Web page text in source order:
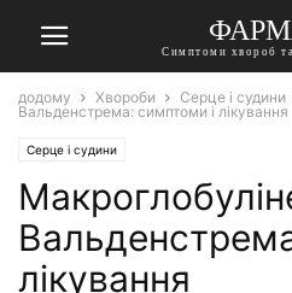
Симптоми хвороб та
додому Хвороби Серце і судини
Вальденстрема: симптоми і лікування
Серце і судини
лікування